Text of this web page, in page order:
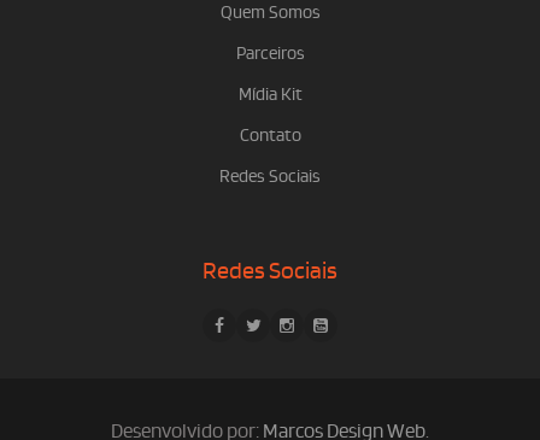
Quem Somos
Parceiros
Mídia Kit
Contato
Redes Sociais
Redes Sociais
Desenvolvido por: Marcos Design Web.